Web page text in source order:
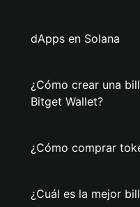
dApps en Solana
¿Cómo crear una
Bitget Wallet?
¿Cómo comprar
¿Cuál es la mejor